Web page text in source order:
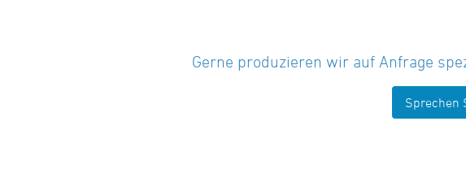
Gerne produzieren wir auf Anfrage
Sprechen